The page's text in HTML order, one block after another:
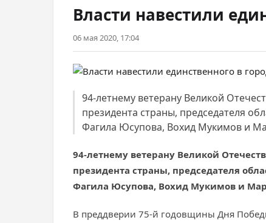
Власти навестили
06 мая 2020, 17:04
94-летнему ветерану Великой
президента страны, председателя
Фагила Юсупова, Вохид Мукимов и
94-летнему ветерану Великой
президента страны, председателя
Фагила Юсупова, Вохид Мукимов и
В преддверии 75-й годовщины Дня